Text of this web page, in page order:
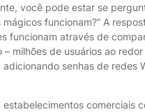
você pode estar se
funcionam?” A
funcionam através de
– milhões de usuários ao
senhas de redes
estabelecimentos comerciais